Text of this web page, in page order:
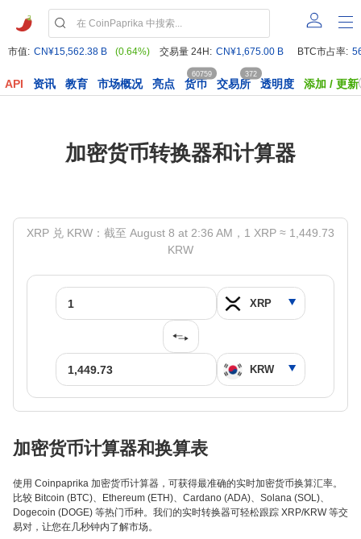
市值: CN¥15,562.38 B (0.64%) 交易量 24H: CN¥1,675.00 B BTC市占率:
API 资讯 教育 市场概况 亮点 货币
60759
交易所
372
透明度 添加 / 更新
加密货币转换器和计算器
XRP 兑 KRW：截至 August 8 at 2:36 AM，1 XRP ≈ 1,449.73
KRW
加密货币计算器和换算表
使用 Coinpaprika 加密货币计算器，可获得最准确的实时加密货币换算汇率。
比较 Bitcoin (BTC)、Ethereum (ETH)、Cardano (ADA)、Solana (SOL)、
Dogecoin (DOGE) 等热门币种。我们的实时转换器可轻松跟踪 XRP/KRW 等交
易对，让您在几秒钟内了解市场。